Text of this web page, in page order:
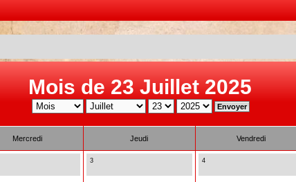
Mois de 23 Juillet 2025
Mercredi Jeudi Vendredi
3 4